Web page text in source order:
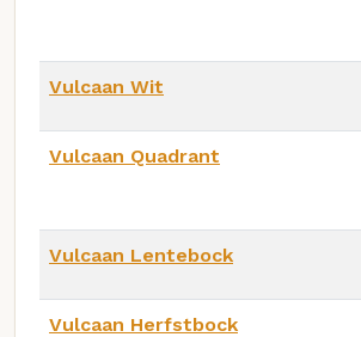
Vulcaan Wit
Vulcaan Quadrant
Vulcaan Lentebock
Vulcaan Herfstbock